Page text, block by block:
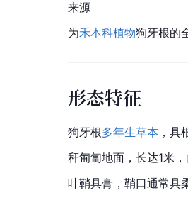
来源
为禾本科植物狗牙根的
形态特征
狗牙根多年生草本 ，具
秆匍匐地面，长达1米
叶鞘具膏，鞘口通常具